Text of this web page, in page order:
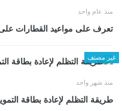
منذ عام واحد
تعرف على مواعيد القطارات
غير مصنف
منذ شهر واحد
طريقة التظلم لإعادة بطاقة